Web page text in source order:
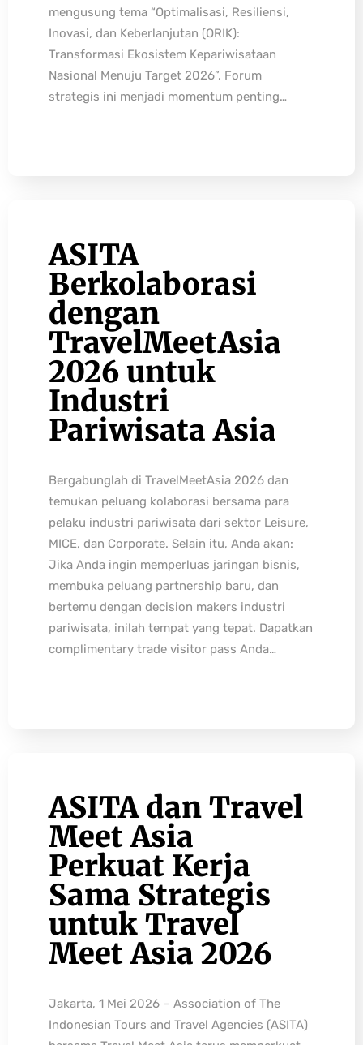
mengusung tema “Optimalisasi, Resiliensi,
Inovasi, dan Keberlanjutan (ORIK):
Transformasi Ekosistem Kepariwisataan
Nasional Menuju Target 2026”. Forum
strategis ini menjadi momentum penting…
ASITA
Berkolaborasi
dengan
TravelMeetAsia
2026 untuk
Industri
Pariwisata Asia
Bergabunglah di TravelMeetAsia 2026 dan
temukan peluang kolaborasi bersama para
pelaku industri pariwisata dari sektor Leisure,
MICE, dan Corporate. Selain itu, Anda akan:
Jika Anda ingin memperluas jaringan bisnis,
membuka peluang partnership baru, dan
bertemu dengan decision makers industri
pariwisata, inilah tempat yang tepat. Dapatkan
complimentary trade visitor pass Anda…
ASITA dan Travel
Meet Asia
Perkuat Kerja
Sama Strategis
untuk Travel
Meet Asia 2026
Jakarta, 1 Mei 2026 – Association of The
Indonesian Tours and Travel Agencies (ASITA)